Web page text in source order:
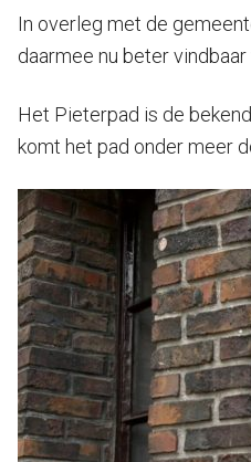
In overleg met de
daarmee nu beter vindbaar
Het Pieterpad is de
komt het pad onder meer